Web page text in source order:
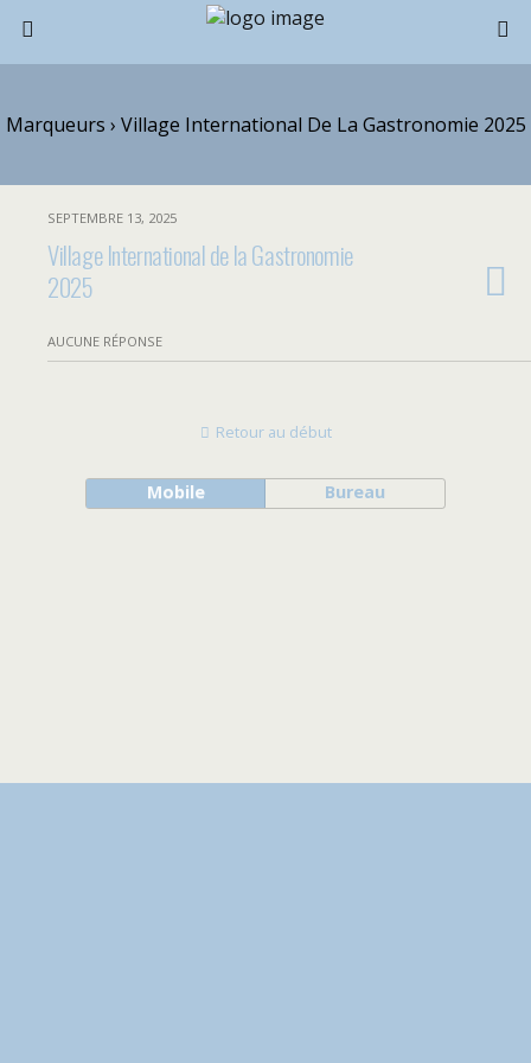
Marqueurs › Village International De La Gastronomie 2025
SEPTEMBRE 13, 2025
Village International de la Gastronomie
2025
AUCUNE RÉPONSE
Retour au début
Mobile Bureau